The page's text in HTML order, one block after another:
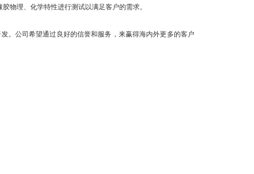
理、化学特性进行测试以满足客户的需求。
公司希望通过良好的信誉和服务，来赢得海内外更多的客户